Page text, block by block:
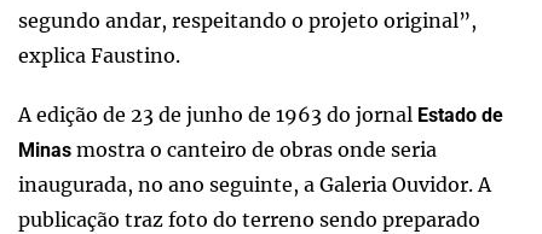
segundo andar, respeitando o projeto original”,
explica Faustino.
A edição de 23 de junho de 1963 do jornal Estado de
Minas mostra o canteiro de obras onde seria
inaugurada, no ano seguinte, a Galeria Ouvidor. A
publicação traz foto do terreno sendo preparado